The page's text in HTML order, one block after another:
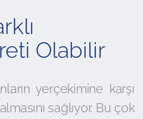
Olabilir
yerçekimine karşı
sağlıyor. Bu çok